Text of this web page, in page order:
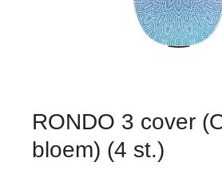
RONDO 3 cover
bloem) (4 st.)